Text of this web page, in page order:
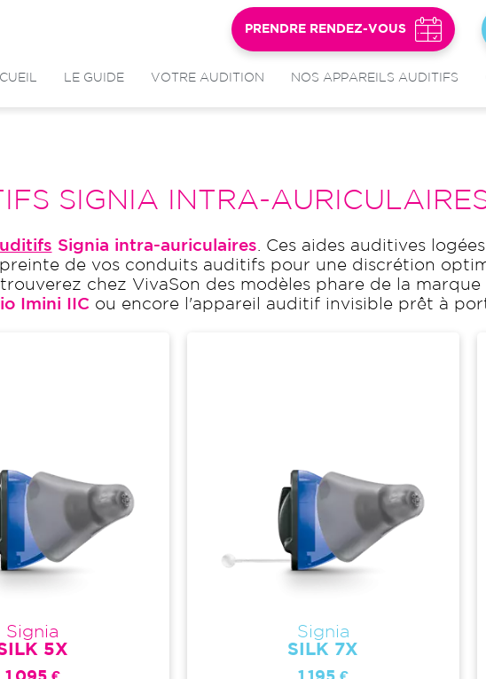
LE GUIDE VOTRE AUDITION NOS APPAREILS AUDITIFS
PRENDRE RENDEZ-VOUS
SIGNIA INTRA-
Signia intra-auriculaires . Ces aides auditives
de vos conduits auditifs pour une discrétion
chez VivaSon des modèles phare de la
Imini IIC ou encore l'appareil auditif invisible prêt à
Signia
5X
Signia
SILK 7X